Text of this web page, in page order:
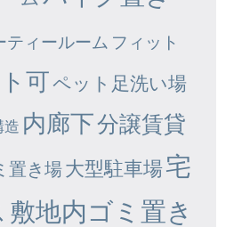
ティールーム フィット
可ペット足洗い場
造 内廊下分譲賃貸
置き場大型駐車場宅
敷地内ゴミ置き